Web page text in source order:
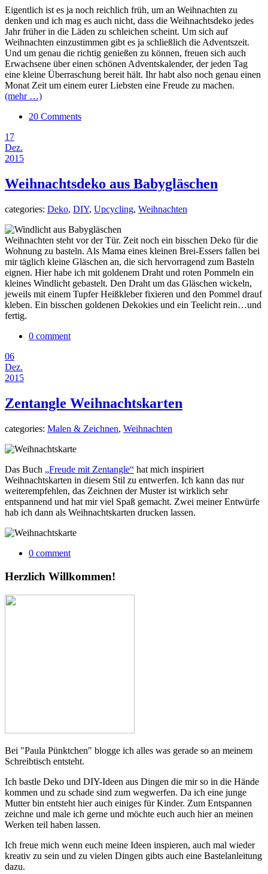
Eigentlich ist es ja noch reichlich früh, um an Weihnachten zu
denken und ich mag es auch nicht, dass die Weihnachtsdeko jedes
Jahr früher in die Läden zu schleichen scheint. Um sich auf
Weihnachten einzustimmen gibt es ja schließlich die Adventszeit.
Und um genau die richtig genießen zu können, freuen sich auch
Erwachsene über einen schönen Adventskalender, der jeden Tag
eine kleine Überraschung bereit hält. Ihr habt also noch genau einen
Monat Zeit um einem eurer Liebsten eine Freude zu machen.
(mehr …)
20 Comments
17
Dez.
2015
Weihnachtsdeko aus Babygläschen
categories: Deko, DIY, Upcycling, Weihnachten
Weihnachten steht vor der Tür. Zeit noch ein bisschen Deko für die
Wohnung zu basteln. Als Mama eines kleinen Brei-Essers fallen bei
mir täglich kleine Gläschen an, die sich hervorragend zum Basteln
eignen. Hier habe ich mit goldenem Draht und roten Pommeln ein
kleines Windlicht gebastelt. Den Draht um das Gläschen wickeln,
jeweils mit einem Tupfer Heißkleber fixieren und den Pommel drauf
kleben. Ein bisschen goldenen Dekokies und ein Teelicht rein…und
fertig.
0 comment
06
Dez.
2015
Zentangle Weihnachtskarten
categories: Malen & Zeichnen, Weihnachten
Das Buch „Freude mit Zentangle“ hat mich inspiriert
Weihnachtskarten in diesem Stil zu entwerfen. Ich kann das nur
weiterempfehlen, das Zeichnen der Muster ist wirklich sehr
entspannend und hat mir viel Spaß gemacht. Zwei meiner Entwürfe
hab ich dann als Weihnachtskarten drucken lassen.
0 comment
Herzlich Willkommen!
Bei "Paula Pünktchen" blogge ich alles was gerade so an meinem
Schreibtisch entsteht.
Ich bastle Deko und DIY-Ideen aus Dingen die mir so in die Hände
kommen und zu schade sind zum wegwerfen. Da ich eine junge
Mutter bin entsteht hier auch einiges für Kinder. Zum Entspannen
zeichne und male ich gerne und möchte euch auch hier an meinen
Werken teil haben lassen.
Ich freue mich wenn euch meine Ideen inspieren, auch mal wieder
kreativ zu sein und zu vielen Dingen gibts auch eine Bastelanleitung
dazu.